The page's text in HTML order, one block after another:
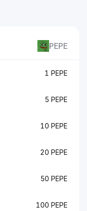
PEPE
1 PEPE
5 PEPE
10 PEPE
20 PEPE
50 PEPE
100 PEPE